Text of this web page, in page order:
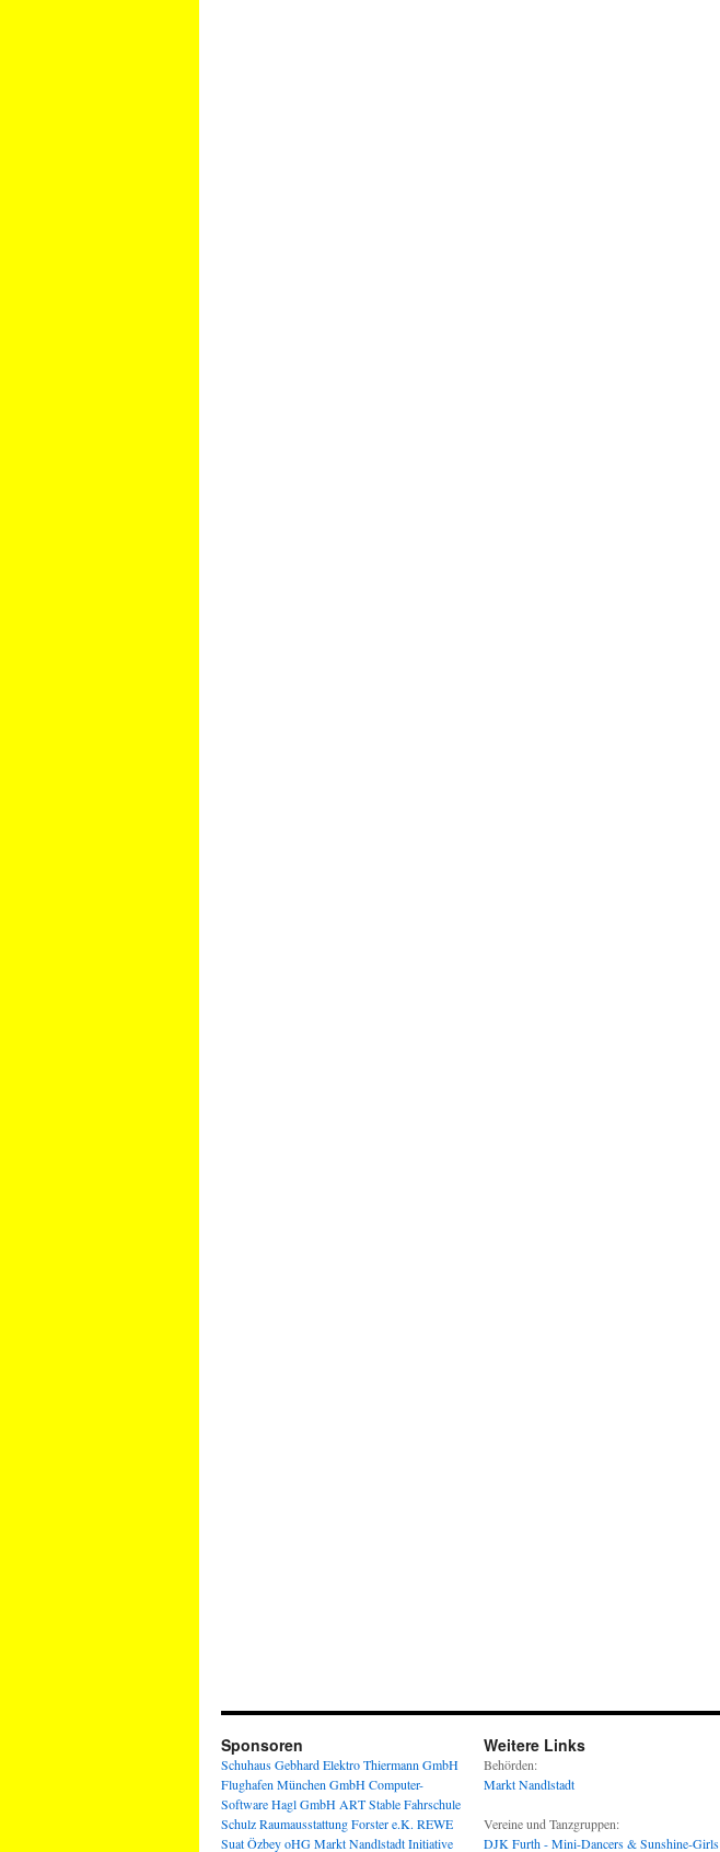
Sponsoren
Schuhaus GebhardElektro Thiermann GmbH
Flughafen München GmbHComputer-
Software Hagl GmbH ART StableFahrschule
SchulzRaumausstattung Forster e.K. REWE
Suat Özbey oHGMarkt NandlstadtInitiative
Weitere Links
Behörden:
Markt Nandlstadt
Vereine und Tanzgruppen:
DJK Furth - Mini-Dancers & Sunshine-Girls